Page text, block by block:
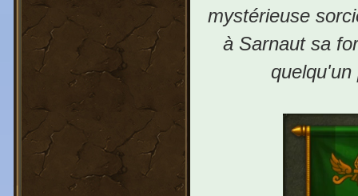
mystérieuse
à Sarnaut sa